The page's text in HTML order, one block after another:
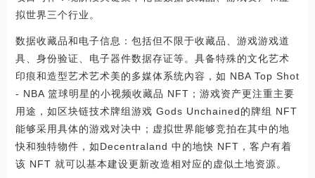
拟世界三个行业。
数据收藏品和电子信息：包括但不限于收藏品、游戏游戏道
具、身份验证、电子器件数据存证等。具备特殊的文化艺术
印痕和造型艺术艺术美的多媒体系统內容，如 NBA Top Shot
- NBA 篮球明星的小视频收藏品 NFT；游戏资产更注重主要
用途，如区块链技术牌组游戏 Gods Unchained的牌组 NFT
能够采用具体的游戏对决中；虚拟世界能够竞拍在其中的地
快和独特物件，如Decentraland 中的地快 NFT，客户有着
该 NFT 就可以基本建设更新改造相对应的虚似土地资源。